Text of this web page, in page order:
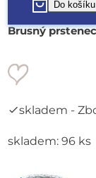
Brusný
skladem -
skladem: 96 ks